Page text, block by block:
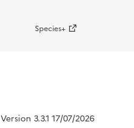
Species+
Version 3.3.1 17/07/2026